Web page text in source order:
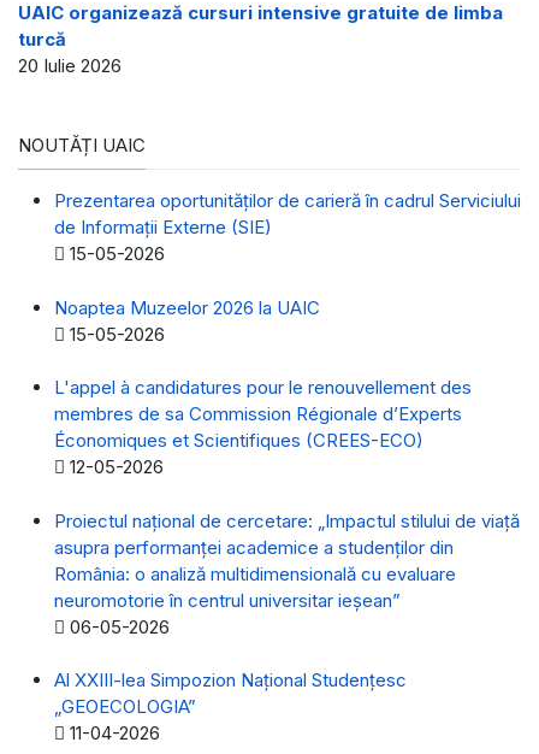
UAIC organizează cursuri intensive gratuite de limba
turcă
20 Iulie 2026
NOUTĂȚI UAIC
Prezentarea oportunităților de carieră în cadrul Serviciului
de Informații Externe (SIE)
Detalii
15-05-2026
Noaptea Muzeelor 2026 la UAIC
Detalii
15-05-2026
L'appel à candidatures pour le renouvellement des
membres de sa Commission Régionale d’Experts
Économiques et Scientifiques (CREES-ECO)
Detalii
12-05-2026
Proiectul național de cercetare: „Impactul stilului de viață
asupra performanței academice a studenților din
România: o analiză multidimensională cu evaluare
neuromotorie în centrul universitar ieșean”
Detalii
06-05-2026
Al XXIII-lea Simpozion Naţional Studenţesc
„GEOECOLOGIA”
Detalii
11-04-2026